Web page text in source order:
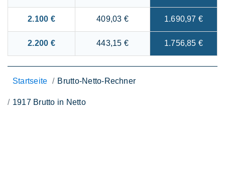
2.100 € 409,03 € 1.690,97 €
2.200 € 443,15 € 1.756,85 €
Startseite Brutto-Netto-Rechner
1917 Brutto in Netto